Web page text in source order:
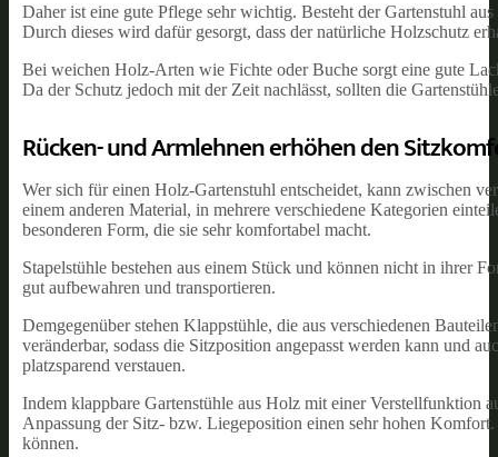
Daher ist eine gute Pflege sehr wichtig. Besteht der Gartenstuhl
Durch dieses wird dafür gesorgt, dass der natürliche Holzschutz
Bei weichen Holz-Arten wie Fichte oder Buche sorgt eine gute
Da der Schutz jedoch mit der Zeit nachlässt, sollten die
Rücken- und Armlehnen erhöhen den
Wer sich für einen Holz-Gartenstuhl entscheidet, kann zwischen
einem anderen Material, in mehrere verschiedene Kategorien
besonderen Form, die sie sehr komfortabel macht.
Stapelstühle bestehen aus einem Stück und können nicht in ihrer
gut aufbewahren und transportieren.
Demgegenüber stehen Klappstühle, die aus verschiedenen
veränderbar, sodass die Sitzposition angepasst werden kann und
platzsparend verstauen.
Indem klappbare Gartenstühle aus Holz mit einer Verstellfunktion
Anpassung der Sitz- bzw. Liegeposition einen sehr hohen
können.